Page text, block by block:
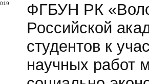
ФГБУН РК
Российской
студентов к
научных работ